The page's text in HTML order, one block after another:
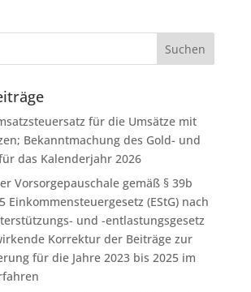
für die Umsätze mit
Bekanntmachung des Gold- und
das Kalenderjahr 2026
Vorsorgepauschale gemäß § 39b
Einkommensteuergesetz (EStG) nach
und -entlastungsgesetz
Korrektur der Beiträge zur
für die Jahre 2023 bis 2025 im